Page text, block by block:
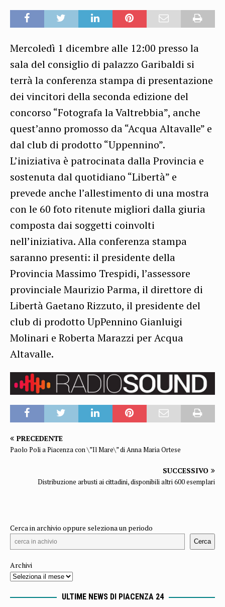
Mercoledì 1 dicembre alle 12:00 presso la
sala del consiglio di palazzo Garibaldi si
terrà la conferenza stampa di presentazione
dei vincitori della seconda edizione del
concorso “Fotografa la Valtrebbia”, anche
quest’anno promosso da “Acqua Altavalle” e
dal club di prodotto “Uppennino”.
L’iniziativa è patrocinata dalla Provincia e
sostenuta dal quotidiano “Libertà” e
prevede anche l’allestimento di una mostra
con le 60 foto ritenute migliori dalla giuria
composta dai soggetti coinvolti
nell’iniziativa. Alla conferenza stampa
saranno presenti: il presidente della
Provincia Massimo Trespidi, l’assessore
provinciale Maurizio Parma, il direttore di
Libertà Gaetano Rizzuto, il presidente del
club di prodotto UpPennino Gianluigi
Molinari e Roberta Marazzi per Acqua
Altavalle.
PRECEDENTE
Paolo Poli a Piacenza con \”Il Mare\” di Anna Maria Ortese
SUCCESSIVO
Distribuzione arbusti ai cittadini, disponibili altri 600 esemplari
Cerca in archivio oppure seleziona un periodo
Cerca
Archivi
ULTIME NEWS DI PIACENZA 24